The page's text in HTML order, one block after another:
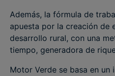
Además, la fórmula de
apuesta por la creación de
desarrollo rural, con una
tiempo, generadora de
Motor Verde se basa en un